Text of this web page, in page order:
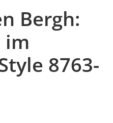
Bergh:
im
8763-